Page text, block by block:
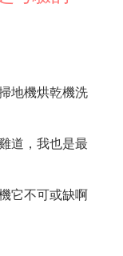
地機烘乾機洗
道，我也是最
它不可或缺啊